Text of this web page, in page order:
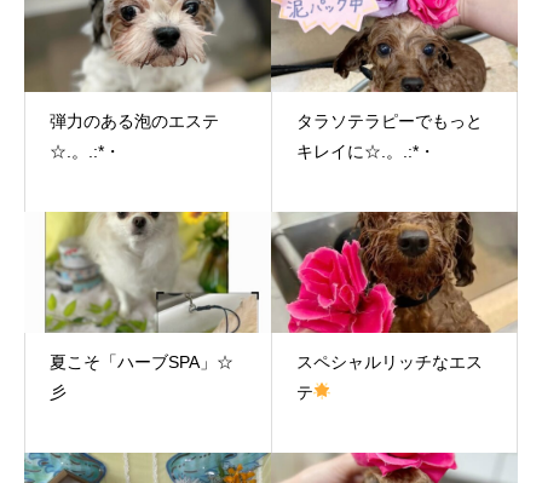
弾力のある泡のエステ
☆.。.:*・
タラソテラピーでもっと
キレイに☆.。.:*・
夏こそ「ハーブSPA」☆
彡
スペシャルリッチなエス
テ